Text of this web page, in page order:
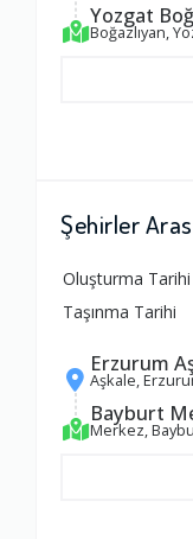
Yozgat
Boğazlıyan,
Şehirler
Oluşturma Tarihi
Taşınma Tarihi
Erzurum
Aşkale,
Bayburt
Merkez,